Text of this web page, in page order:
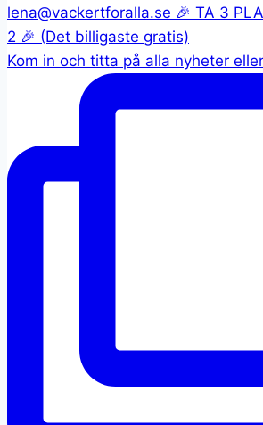
Kom in och titta på alla nyheter